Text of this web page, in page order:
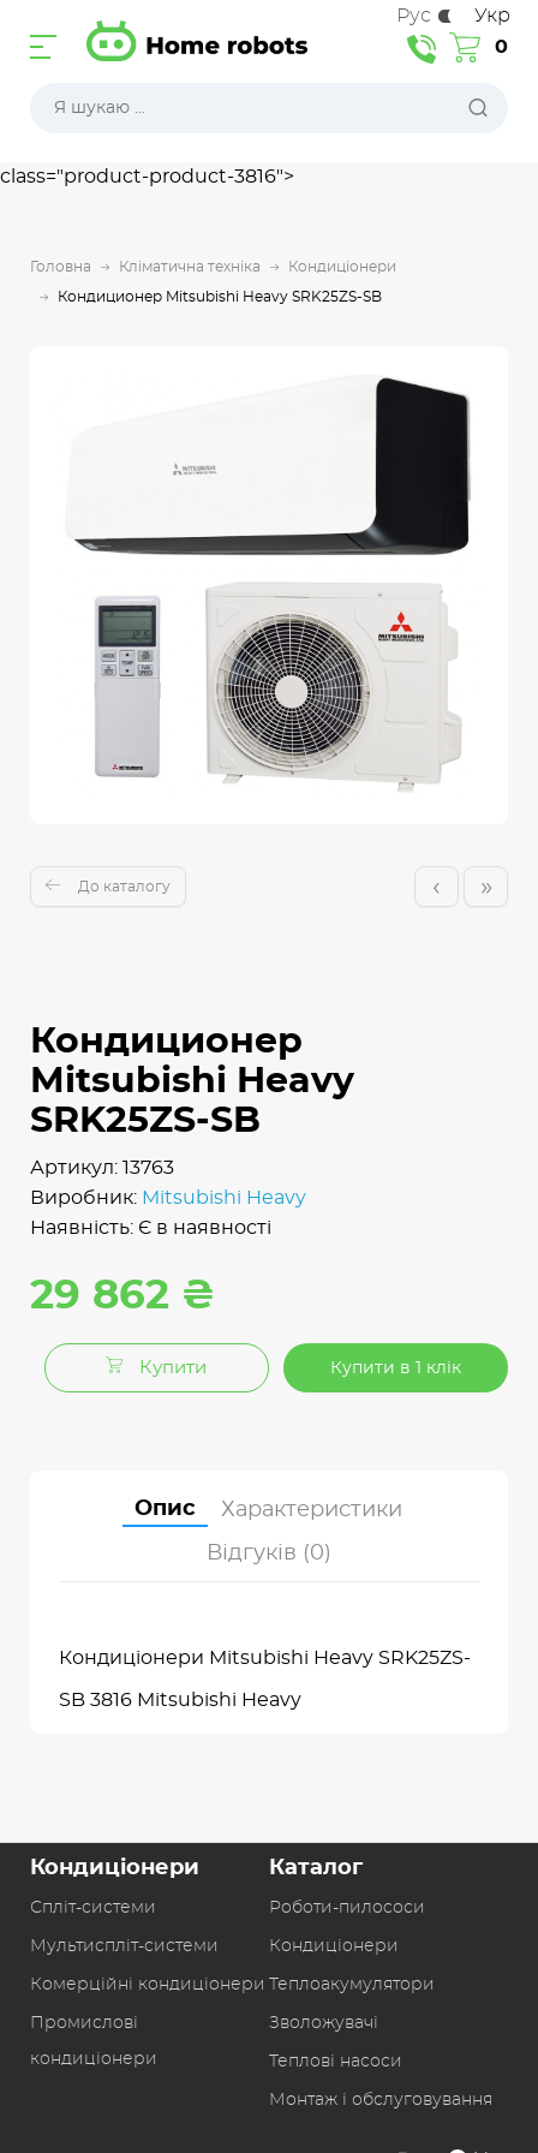
class="product-product-3816">
0
Рус Укр
Головна Кліматична техніка Кондиціонери
Кондиционер Mitsubishi Heavy SRK25ZS-SB
До каталогу ‹ »
Кондиционер
Mitsubishi Heavy
SRK25ZS-SB
Артикул: 13763
Виробник: Mitsubishi Heavy
Наявність: Є в наявності
29 862 ₴
Купити Купити в 1 клік
Опис
Характеристики
Відгуків (0)
Кондиціонери Mitsubishi Heavy SRK25ZS-
SB 3816 Mitsubishi Heavy
Кондиціонери
Спліт-системи
Мультиспліт-системи
Комерційні кондиціонери
Промислові
кондиціонери
Каталог
Роботи-пилоcоси
Кондиціонери
Теплоакумулятори
Зволожувачі
Теплові насоси
Монтаж і обслуговування